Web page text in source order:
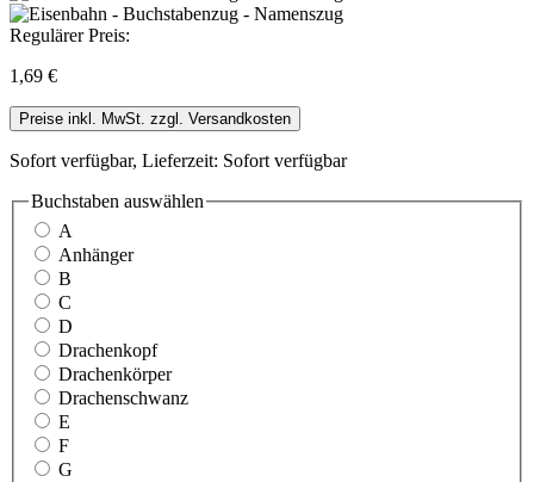
Regulärer Preis:
1,69 €
Preise inkl. MwSt. zzgl. Versandkosten
Sofort verfügbar, Lieferzeit: Sofort verfügbar
Buchstaben auswählen
A
Anhänger
B
C
D
Drachenkopf
Drachenkörper
Drachenschwanz
E
F
G